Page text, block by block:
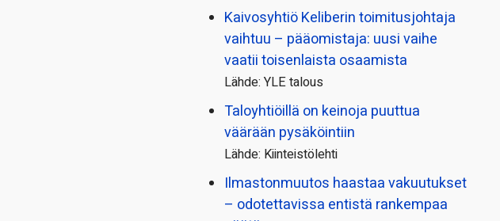
Kaivosyhtiö Keliberin toimitusjohtaja
vaihtuu – pääomistaja: uusi vaihe
vaatii toisenlaista osaamista
Lähde: YLE talous
Taloyhtiöillä on keinoja puuttua
väärään pysäköintiin
Lähde: Kiinteistölehti
Ilmastonmuutos haastaa vakuutukset
– odotettavissa entistä rankempaa